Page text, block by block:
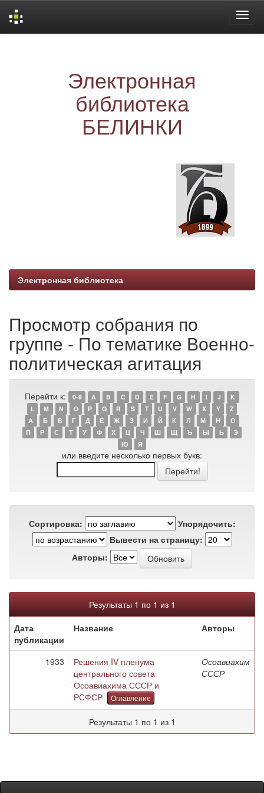
Электронная
библиотека
БЕЛИНКИ
Электронная библиотека
Просмотр собрания по
группе - По тематике Военно-
политическая агитация
Перейти к: 0-9 A B C D E F G H I J
K
L
M N O P Q R S T U V W X Y
Z
А
Б В Г Д Е Ж З И Й К Л М Н
О
П
Р С Т У Ф Х Ц Ч Ш Щ Ъ Ы Ь
Э
Ю
Я
или введите несколько первых букв:
Сортировка:
Упорядочить:
Вывести на страницу:
Авторы:
Результаты 1 по 1 из 1
Дата
публикации
Название Авторы
1933
Решения IV пленума
центрального совета
Осоавиахима СССР и
РСФСР
Оглавление
Осоавиахим
СССР
Результаты 1 по 1 из 1